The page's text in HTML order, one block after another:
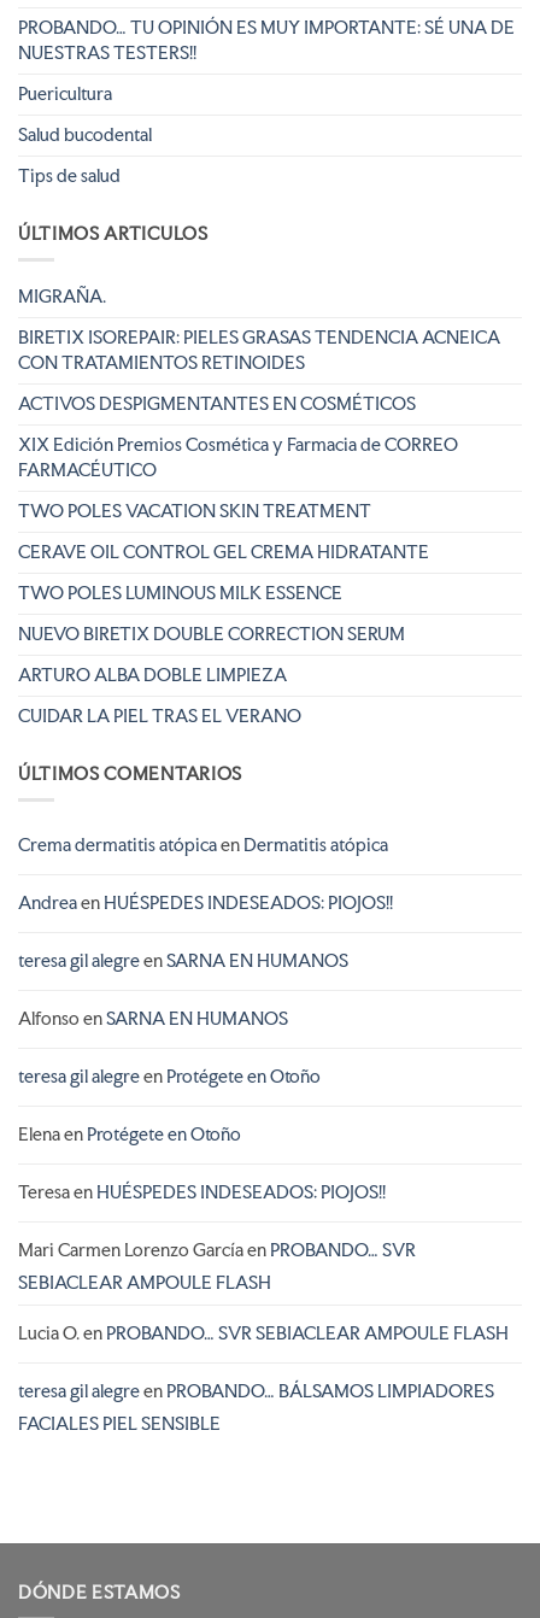
PROBANDO… TU OPINIÓN ES MUY IMPORTANTE: SÉ UNA DE
NUESTRAS TESTERS!!
Puericultura
Salud bucodental
Tips de salud
ÚLTIMOS ARTICULOS
MIGRAÑA.
BIRETIX ISOREPAIR: PIELES GRASAS TENDENCIA ACNEICA
CON TRATAMIENTOS RETINOIDES
ACTIVOS DESPIGMENTANTES EN COSMÉTICOS
XIX Edición Premios Cosmética y Farmacia de CORREO
FARMACÉUTICO
TWO POLES VACATION SKIN TREATMENT
CERAVE OIL CONTROL GEL CREMA HIDRATANTE
TWO POLES LUMINOUS MILK ESSENCE
NUEVO BIRETIX DOUBLE CORRECTION SERUM
ARTURO ALBA DOBLE LIMPIEZA
CUIDAR LA PIEL TRAS EL VERANO
ÚLTIMOS COMENTARIOS
Crema dermatitis atópicaen Dermatitis atópica
Andreaen HUÉSPEDES INDESEADOS: PIOJOS!!
teresa gil alegreenSARNA EN HUMANOS
Alfonso enSARNA EN HUMANOS
teresa gil alegreen Protégete en Otoño
Elenaen Protégete en Otoño
Teresaen HUÉSPEDES INDESEADOS: PIOJOS!!
Mari Carmen Lorenzo Garcíaen PROBANDO… SVR
SEBIACLEAR AMPOULE FLASH
Lucia O.en PROBANDO… SVR SEBIACLEAR AMPOULE FLASH
teresa gil alegreen PROBANDO… BÁLSAMOS LIMPIADORES
FACIALES PIEL SENSIBLE
DÓNDE ESTAMOS